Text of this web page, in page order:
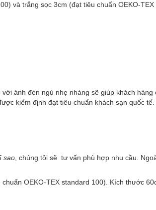
và trắng sọc 3cm (đạt tiêu chuẩn OEKO-
ánh đèn ngủ nhẹ nhàng sẽ giúp khách
kiểm định đạt tiêu chuẩn khách sạn quốc tế.
sao, chúng tôi sẽ tư vấn phù hợp nhu cầu.
OEKO-TEX standard 100). Kích thước